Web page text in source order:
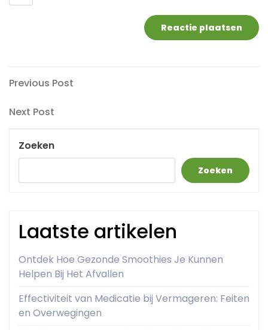
Berichtnavigatie
Previous
Previous Post
Next
Next Post
Zoeken
Zoeken
Laatste artikelen
Ontdek Hoe Gezonde Smoothies Je Kunnen
Helpen Bij Het Afvallen
Effectiviteit van Medicatie bij Vermageren: Feiten
en Overwegingen